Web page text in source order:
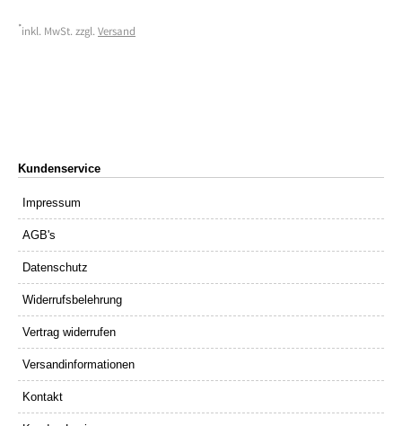
*inkl. MwSt. zzgl. Versand
Kundenservice
Impressum
AGB's
Datenschutz
Widerrufsbelehrung
Vertrag widerrufen
Versandinformationen
Kontakt